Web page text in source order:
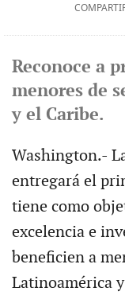
Reconoce a
menores de
y el Caribe.
Washington.-
entregará el
tiene como
excelencia e
beneficien a
Latinoamérica